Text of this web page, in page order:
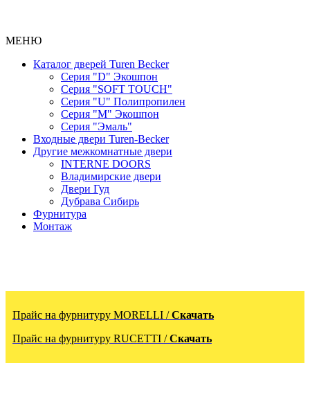
МЕНЮ
Каталог дверей Turen Becker
Серия "D" Экошпон
Серия "SOFT TOUCH"
Серия "U" Полипропилен
Серия "М" Экошпон
Серия "Эмаль"
Входные двери Turen-Becker
Другие межкомнатные двери
INTERNE DOORS
Владимирские двери
Двери Гуд
Дубрава Сибирь
Фурнитура
Монтаж
Прайс на фурнитуру MORELLI /Скачать
Прайс на фурнитуру RUCETTI /Скачать